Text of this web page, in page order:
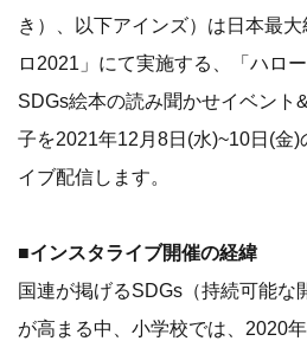
き）、以下アインズ）は日本最
ロ2021」にて実施する、「ハロ
SDGs絵本の読み聞かせイベント
子を2021年12月8日(水)~10日(金
イブ配信します。
■インスタライブ開催の経緯
国連が掲げるSDGs（持続可能な
が高まる中、小学校では、2020